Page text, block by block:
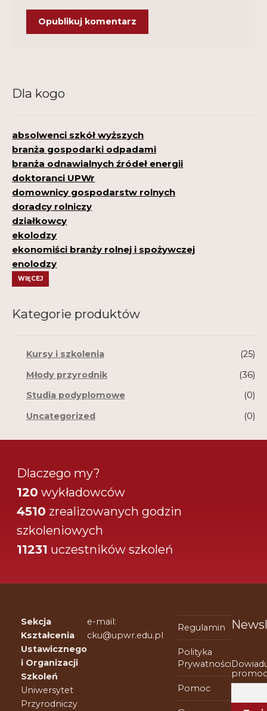
Dla kogo
absolwenci szkół wyższych
branża gospodarki odpadami
branża odnawialnych źródeł energii
doktoranci UPWr
domownicy gospodarstw rolnych
doradcy rolniczy
działkowcy
ekolodzy
ekonomiści branży rolnej i spożywczej
enolodzy
WIĘCEJ
Kategorie produktów
Kursy i szkolenia
(25)
Młody przyrodnik
(36)
Studia podyplomowe
(0)
Uncategorized
(0)
Dlaczego my?
120 wykładowców
4510 zrealizowanych godzin
szkoleniowych
11231 uczestników szkoleń
Sekcja
Kształcenia
Ustawicznego
i Organizacji
Szkoleń
Uniwersytet
Przyrodniczy
e-mail:
cku@upwr.edu.pl
Regulamin
Polityka
Prywatności
Pomoc